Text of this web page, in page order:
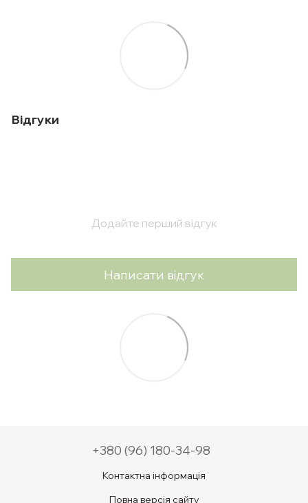
Відгуки
Додайте перший відгук
Написати відгук
+380 (96) 180-34-98
Контактна інформація
Повна версія сайту